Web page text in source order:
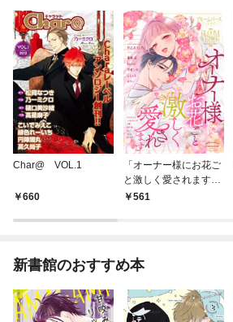
Char@ VOL.1
660
「オーナー様にお花ご
と激しく愛されます」
ブルームバースアンソ
561
新書館のおすすめ本